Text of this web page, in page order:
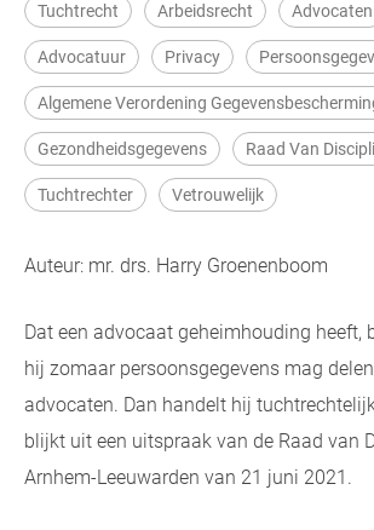
Tuchtrecht Arbeidsrecht Advocaten
Advocatuur Privacy
Algemene Verordening
Gezondheidsgegevens Raad Van
Tuchtrechter Vetrouwelijk
Auteur: mr. drs. Harry Groenenboom
Dat een advocaat geheimhouding heeft,
hij zomaar persoonsgegevens mag
advocaten. Dan handelt hij
blijkt uit een uitspraak van de Raad van
Arnhem-Leeuwarden van 21 juni 2021.